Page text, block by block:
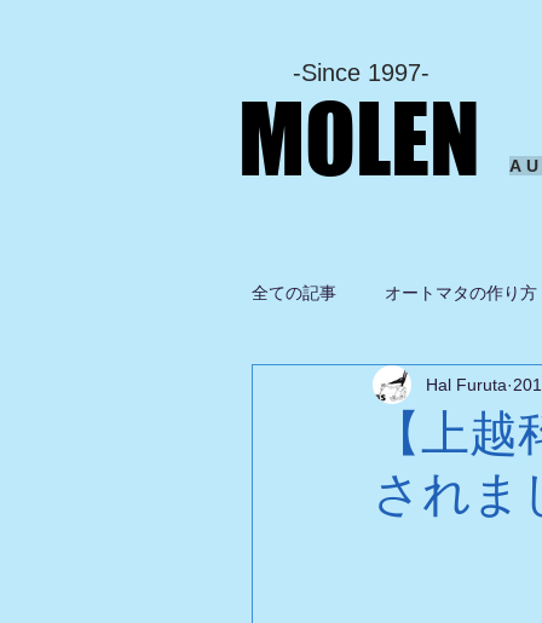
-Since 1997-
MOLEN
全ての記事 オートマタの作り方
グルメ ドロ
【上
されま
Hal Furuta